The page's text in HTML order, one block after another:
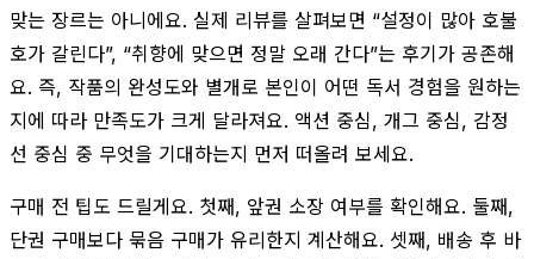
맞는 장르는 아니에요. 실제 리뷰를 살펴보면 “설정이 많아 호불
호가 갈린다”, “취향에 맞으면 정말 오래 간다”는 후기가 공존해
요. 즉, 작품의 완성도와 별개로 본인이 어떤 독서 경험을 원하는
지에 따라 만족도가 크게 달라져요. 액션 중심, 개그 중심, 감정
선 중심 중 무엇을 기대하는지 먼저 떠올려 보세요.
구매 전 팁도 드릴게요. 첫째, 앞권 소장 여부를 확인해요. 둘째,
단권 구매보다 묶음 구매가 유리한지 계산해요. 셋째, 배송 후 바